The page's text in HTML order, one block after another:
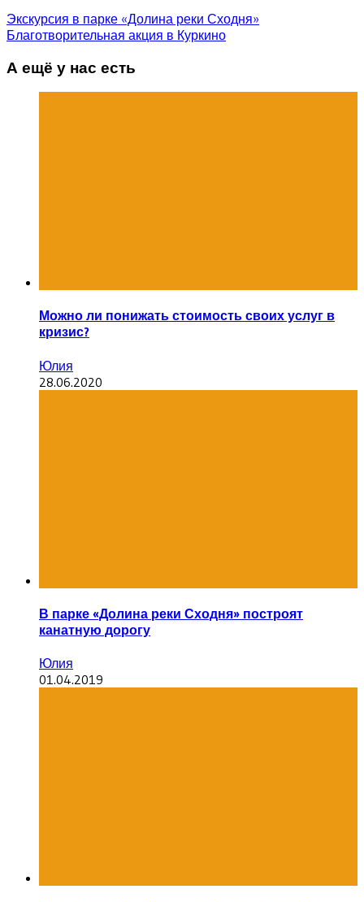
Экскурсия в парке «Долина реки Сходня»
Благотворительная акция в Куркино
А ещё у нас есть
Можно ли понижать стоимость своих услуг в
кризис?
Юлия
28.06.2020
В парке «Долина реки Сходня» построят
канатную дорогу
Юлия
01.04.2019